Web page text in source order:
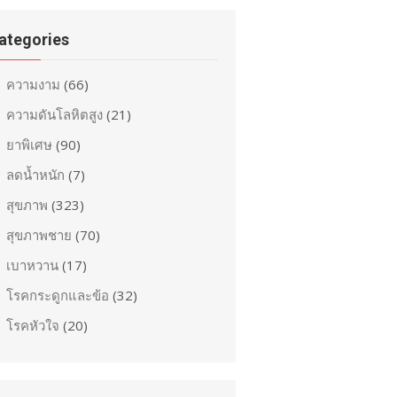
ความงาม (66)
ความดันโลหิตสูง (21)
ยาพิเศษ (90)
ลดน้ำหนัก (7)
สุขภาพ (323)
สุขภาพชาย (70)
เบาหวาน (17)
โรคกระดูกและข้อ (32)
โรคหัวใจ (20)